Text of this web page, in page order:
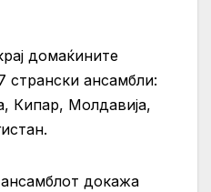
домаќините
странски ансамбли:
Кипар, Молдавија,
докажа